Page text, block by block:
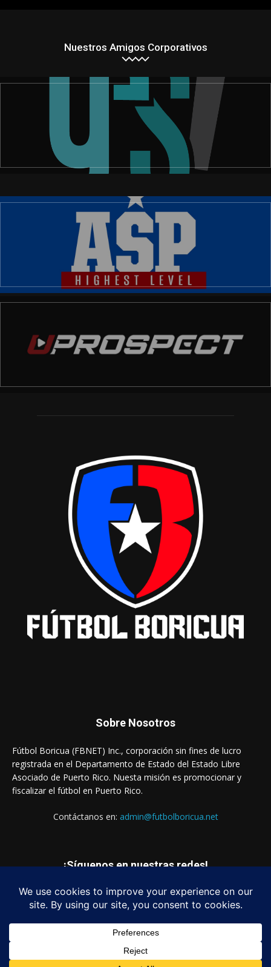
Nuestros Amigos Corporativos
Sobre Nosotros
Fútbol Boricua (FBNET) Inc., corporación sin fines de lucro
registrada en el Departamento de Estado del Estado Libre
Asociado de Puerto Rico. Nuesta misión es promocionar y
fiscalizar el fútbol en Puerto Rico.
Contáctanos en: admin@futbolboricua.net
¡Síguenos en nuestras redes!
© Copyright 2023 - Fútbol Boricua (FBNET) Inc.